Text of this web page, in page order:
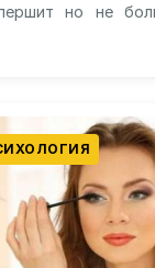
но не